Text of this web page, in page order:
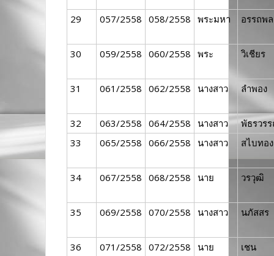
29 057/2558 058/2558 พระมหา อรรถพล
30 059/2558 060/2558 พระ วิเชียร
31 061/2558 062/2558 นางสาว ลำพอง
32 063/2558 064/2558 นางสาว
พัธรวร
33
065/2558 066/2558 นางสาว สไบทอง
34 067/2558 068/2558 นาย วรวุฒิ
35 069/2558 070/2558 นางสาว นภัสสร
36 071/2558 072/2558 นาย
เชน